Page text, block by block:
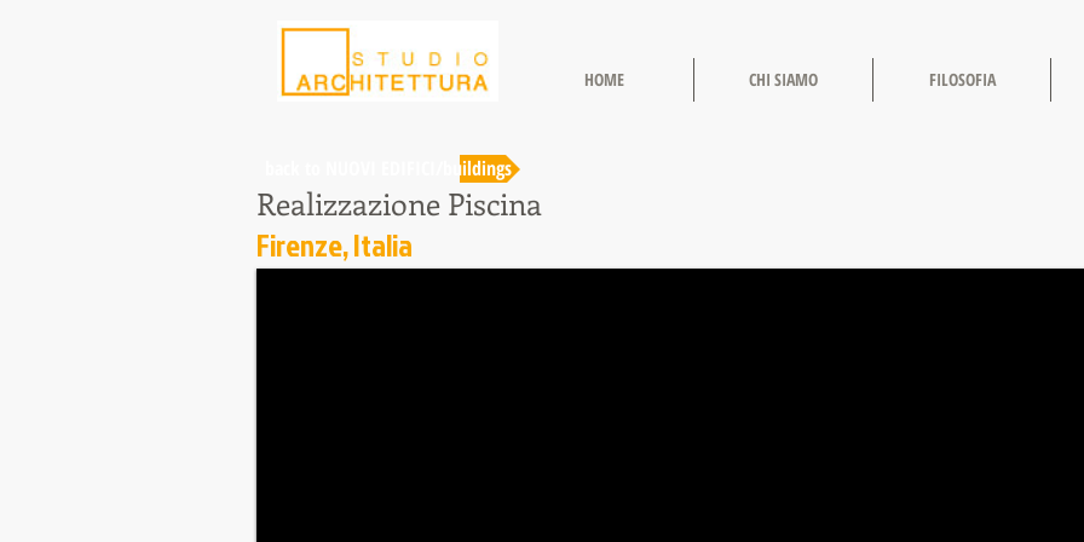
HOME CHI SIAMO FILOSOFIA
Realizzazione Piscina
Firenze, Italia
back to NUOVI EDIFICI/buildings